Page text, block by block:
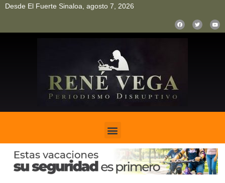
Desde El Fuerte Sinaloa, agosto 7, 2026